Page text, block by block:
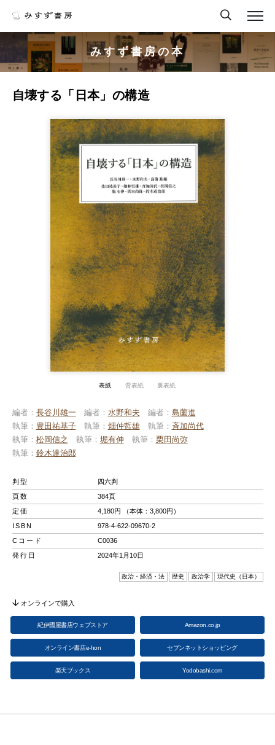
みすず書房の本
自壊する「日本」の構造
表紙 背表紙 裏表紙
編者 長谷川雄一 編者 水野和夫 編者
島薗進
執筆
豊田祐基子 執筆 畑仲哲雄 執筆
斉加尚代
執筆
松岡信之 執筆 堀有伸 執筆
栗田尚弥
執筆
鈴木達治郎
判型
四六判
頁数
384頁
定価
4,180円 （本体：3,800円）
ISBN
978-4-622-09670-2
Cコード
C0036
発行日
2024年1月10日
政治・経済・法 歴史 政治学 現代史（日本）
オンラインで購入
紀伊國屋書店ウェブストア Amazon.co.jp
オンライン書店e-hon セブンネットショッピング
楽天ブックス Yodobashi.com